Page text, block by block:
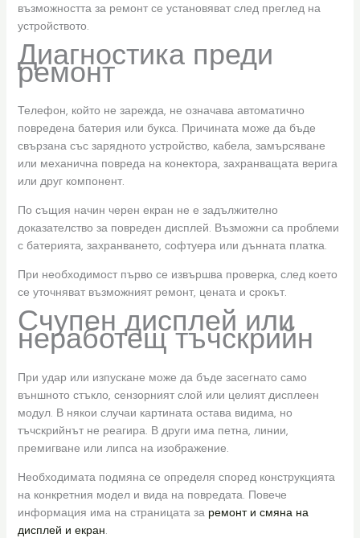
възможността за ремонт се установяват след преглед на
устройството.
Диагностика преди
ремонт
Телефон, който не зарежда, не означава автоматично
повредена батерия или букса. Причината може да бъде
свързана със зарядното устройство, кабела, замърсяване
или механична повреда на конектора, захранващата верига
или друг компонент.
По същия начин черен екран не е задължително
доказателство за повреден дисплей. Възможни са проблеми
с батерията, захранването, софтуера или дънната платка.
При необходимост първо се извършва проверка, след което
се уточняват възможният ремонт, цената и срокът.
Счупен дисплей или
неработещ тъчскрийн
При удар или изпускане може да бъде засегнато само
външното стъкло, сензорният слой или целият дисплеен
модул. В някои случаи картината остава видима, но
тъчскрийнът не реагира. В други има петна, линии,
премигване или липса на изображение.
Необходимата подмяна се определя според конструкцията
на конкретния модел и вида на повредата. Повече
информация има на страницата за ремонт и смяна на
дисплей и екран